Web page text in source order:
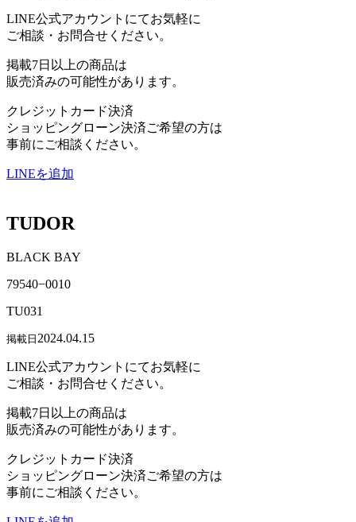
LINE公式アカウントにてお気軽に
ご相談・お問合せください。
掲載7日以上の商品は
販売済みの可能性があります。
クレジットカード決済
ショッピングローン決済ご希望の方は
事前にご相談ください。
LINEを追加
TUDOR
BLACK BAY
79540−0010
TU031
掲載日 2024.04.15
LINE公式アカウントにてお気軽に
ご相談・お問合せください。
掲載7日以上の商品は
販売済みの可能性があります。
クレジットカード決済
ショッピングローン決済ご希望の方は
事前にご相談ください。